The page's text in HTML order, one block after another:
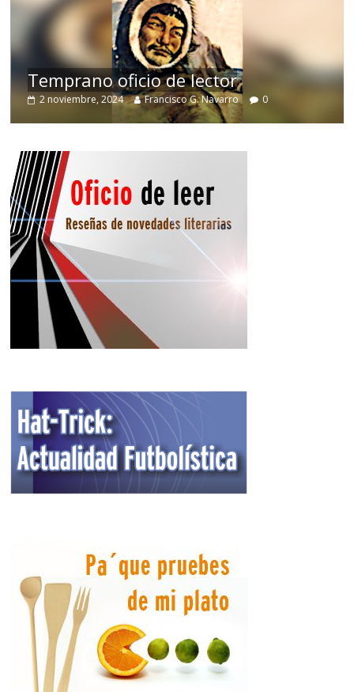
Temprano oficio de lector
2 noviembre, 2024 Francisco G. Navarro 0